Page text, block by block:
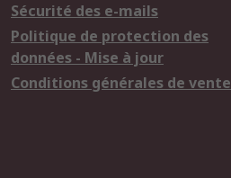
Sécurité des e-mails
Politique de protection des
données - Mise à jour
Conditions générales de vente